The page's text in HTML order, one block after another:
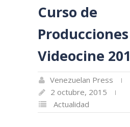
Curso de
Videocine
Venezuelan Press
2 octubre, 2015
Actualidad